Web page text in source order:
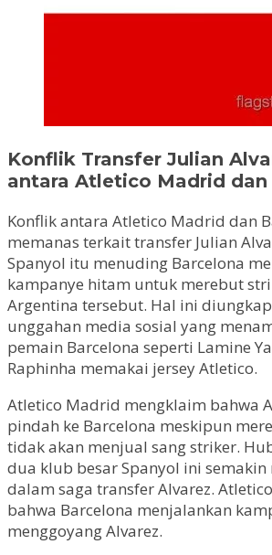
Konflik Transfer Julian
antara Atletico Madrid dan
Konflik antara Atletico Madrid dan
memanas terkait transfer Julian
Spanyol itu menuding Barcelona
kampanye hitam untuk merebut
Argentina tersebut. Hal ini
unggahan media sosial yang
pemain Barcelona seperti Lamine
Raphinha memakai jersey Atletico.
Atletico Madrid mengklaim bahwa
pindah ke Barcelona meskipun
tidak akan menjual sang striker.
dua klub besar Spanyol ini
dalam saga transfer Alvarez.
bahwa Barcelona menjalankan
menggoyang Alvarez.